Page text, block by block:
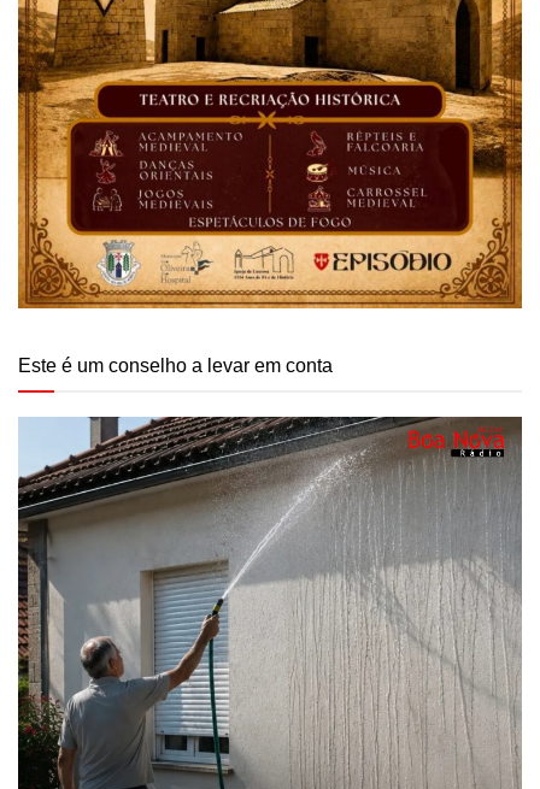
Este é um conselho a levar em conta